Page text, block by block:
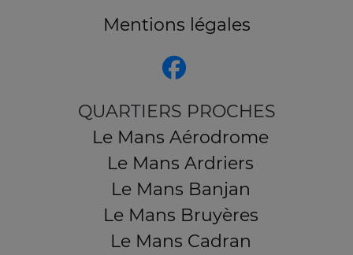
Mentions légales
QUARTIERS PROCHES
Le Mans Aérodrome
Le Mans Ardriers
Le Mans Banjan
Le Mans Bruyères
Le Mans Cadran